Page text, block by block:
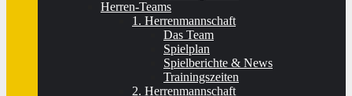
Herren-Teams
1. Herrenmannschaft
Das Team
Spielplan
Spielberichte & News
Trainingszeiten
2. Herrenmannschaft